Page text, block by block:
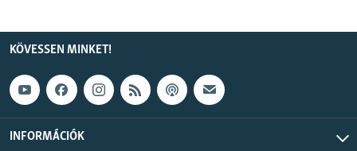
KÖVESSEN MINKET!
INFORMÁCIÓK